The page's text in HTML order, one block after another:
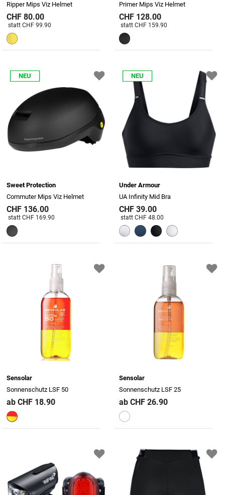
Ripper Mips Viz Helmet
CHF 80.00
Preis reduziert von
statt CHF 99.90
Primer Mips Viz Helmet
CHF 128.00
Preis reduziert von
statt CHF 159.90
NEU
Sweet Protection
Commuter Mips Viz Helmet
CHF 136.00
Preis reduziert von
statt CHF 169.90
NEU
Under Armour
UA Infinity Mid Bra
CHF 39.00
Preis reduziert von
statt CHF 48.00
Sensolar
Sonnenschutz LSF 50
ab CHF 18.90
Sensolar
Sonnenschutz LSF 25
ab CHF 26.90